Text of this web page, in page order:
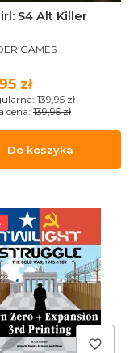
S4 Alt Killer
GAMES
promocyjna
zł
139,95 zł
cena: 139,95 zł
Do koszyka